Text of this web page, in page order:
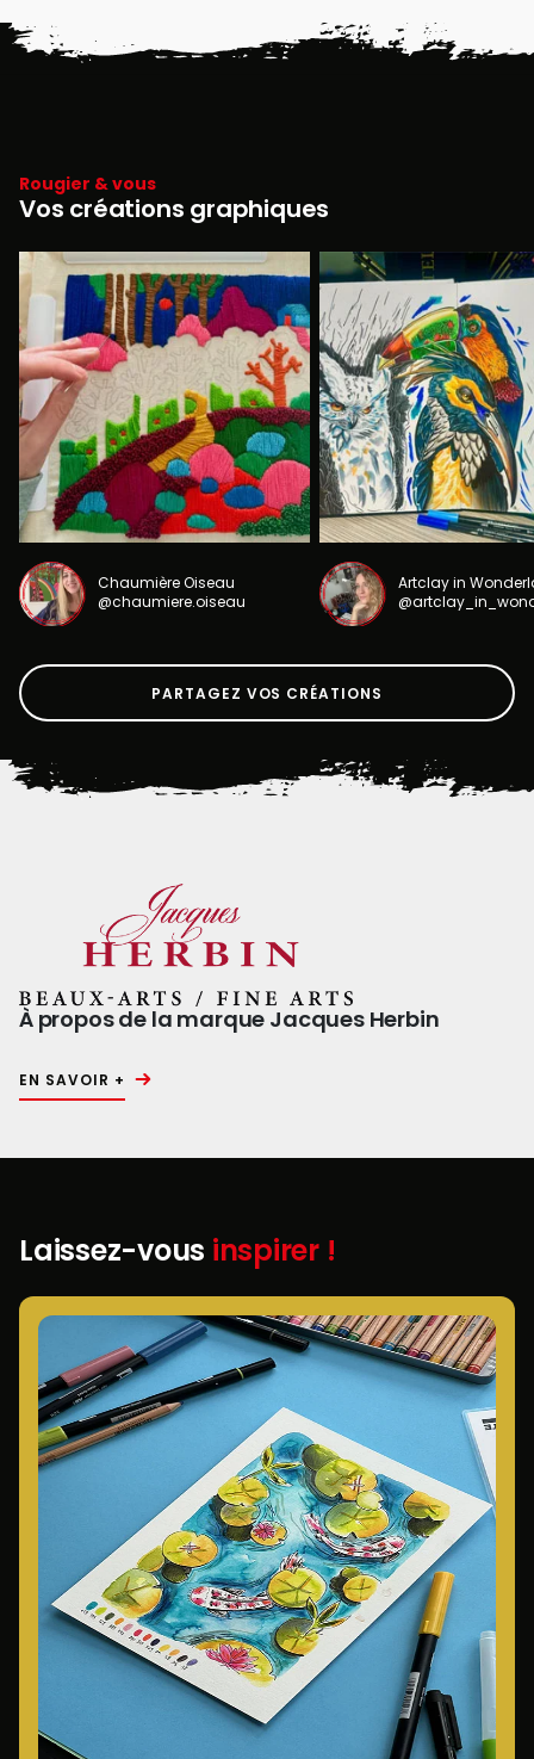
Rougier & vous
Vos créations graphiques
Chaumière Oiseau
@chaumiere.oiseau
Artclay in
PARTAGEZ VOS CRÉATIONS
À propos de la marque Jacques Herbin
EN SAVOIR +
Laissez-vous inspirer !